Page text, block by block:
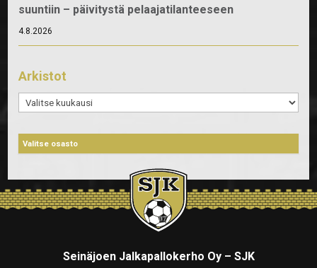
suuntiin – päivitystä pelaajatilanteeseen
4.8.2026
Arkistot
Arkistot
Seinäjoen Jalkapallokerho Oy – SJK